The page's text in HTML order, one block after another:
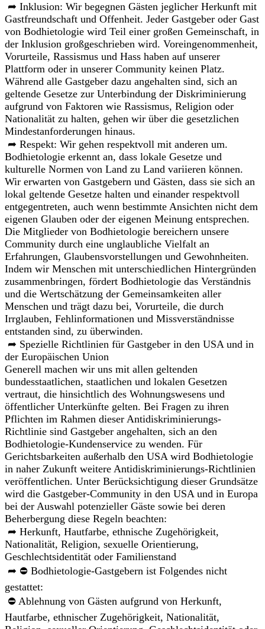
➦ Inklusion: Wir begegnen Gästen jeglicher Herkunft mit
Gastfreundschaft und Offenheit. Jeder Gastgeber oder Gast
von Bodhietologie wird Teil einer großen Gemeinschaft, in
der Inklusion großgeschrieben wird. Voreingenommenheit,
Vorurteile, Rassismus und Hass haben auf unserer
Plattform oder in unserer Community keinen Platz.
Während alle Gastgeber dazu angehalten sind, sich an
geltende Gesetze zur Unterbindung der Diskriminierung
aufgrund von Faktoren wie Rassismus, Religion oder
Nationalität zu halten, gehen wir über die gesetzlichen
Mindestanforderungen hinaus.
➦ Respekt: Wir gehen respektvoll mit anderen um.
Bodhietologie erkennt an, dass lokale Gesetze und
kulturelle Normen von Land zu Land variieren können.
Wir erwarten von Gastgebern und Gästen, dass sie sich an
lokal geltende Gesetze halten und einander respektvoll
entgegentreten, auch wenn bestimmte Ansichten nicht dem
eigenen Glauben oder der eigenen Meinung entsprechen.
Die Mitglieder von Bodhietologie bereichern unsere
Community durch eine unglaubliche Vielfalt an
Erfahrungen, Glaubensvorstellungen und Gewohnheiten.
Indem wir Menschen mit unterschiedlichen Hintergründen
zusammenbringen, fördert Bodhietologie das Verständnis
und die Wertschätzung der Gemeinsamkeiten aller
Menschen und trägt dazu bei, Vorurteile, die durch
Irrglauben, Fehlinformationen und Missverständnisse
entstanden sind, zu überwinden.
➦ Spezielle Richtlinien für Gastgeber in den USA und in
der Europäischen Union
Generell machen wir uns mit allen geltenden
bundesstaatlichen, staatlichen und lokalen Gesetzen
vertraut, die hinsichtlich des Wohnungswesens und
öffentlicher Unterkünfte gelten. Bei Fragen zu ihren
Pflichten im Rahmen dieser Antidiskriminierungs-
Richtlinie sind Gastgeber angehalten, sich an den
Bodhietologie-Kundenservice zu wenden. Für
Gerichtsbarkeiten außerhalb den USA wird Bodhietologie
in naher Zukunft weitere Antidiskriminierungs-Richtlinien
veröffentlichen. Unter Berücksichtigung dieser Grundsätze
wird die Gastgeber-Community in den USA und in Europa
bei der Auswahl potenzieller Gäste sowie bei deren
Beherbergung diese Regeln beachten:
➦ Herkunft, Hautfarbe, ethnische Zugehörigkeit,
Nationalität, Religion, sexuelle Orientierung,
Geschlechtsidentität oder Familienstand
➦ ⛔ Bodhietologie-Gastgebern ist Folgendes nicht
gestattet:
⛔ Ablehnung von Gästen aufgrund von Herkunft,
Hautfarbe, ethnischer Zugehörigkeit, Nationalität,